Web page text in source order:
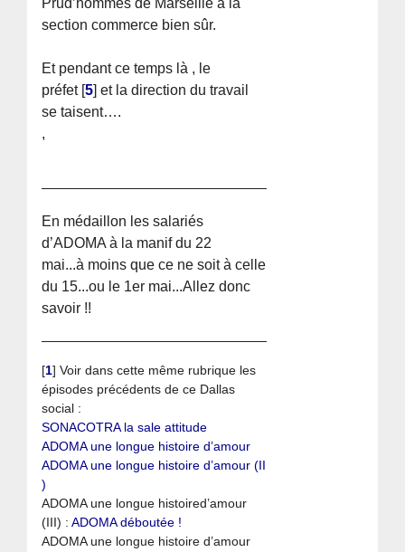
section commerce bien sûr.
Et pendant ce temps là , le
préfet[5] et la direction du travail
se taisent….
,
En médaillon les salariés
d’ADOMA à la manif du 22
mai...à moins que ce ne soit à celle
du 15...ou le 1er mai...Allez donc
savoir !!
[1]Voir dans cette même rubrique les
épisodes précédents de ce Dallas
social :
SONACOTRA la sale attitude
ADOMA une longue histoire d’amour
ADOMA une longue histoire d’amour (II
)
ADOMA une longue histoired’amour
(III) :ADOMA déboutée !
ADOMA une longue histoire d’amour